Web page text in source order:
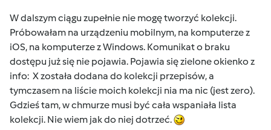
W dalszym ciągu zupełnie nie mogę tworzyć kolekcji.
Próbowałam na urządzeniu mobilnym, na komputerze z
iOS, na komputerze z Windows. Komunikat o braku
dostępu już się nie pojawia. Pojawia się zielone okienko z
info: X została dodana do kolekcji przepisów, a
tymczasem na liście moich kolekcji nia ma nic (jest zero).
Gdzieś tam, w chmurze musi być cała wspaniała lista
kolekcji. Nie wiem jak do niej dotrzeć.